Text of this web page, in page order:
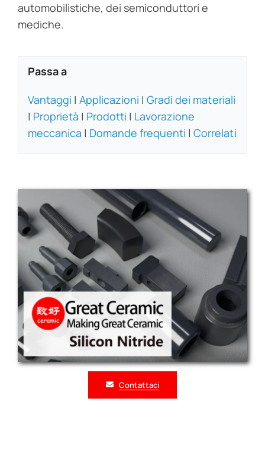
automobilistiche, dei semiconduttori e
mediche.
Passa a
Vantaggi |Applicazioni |Gradi dei materiali
| Proprietà | Prodotti | Lavorazione
meccanica | Domande frequenti |Correlati
Contattaci